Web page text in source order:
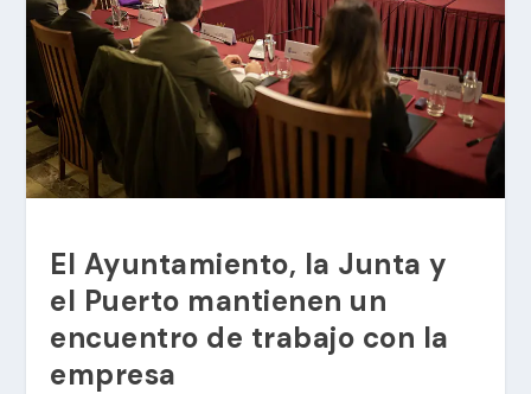
El Ayuntamiento, la Junta y
el Puerto mantienen un
encuentro de trabajo con la
empresa